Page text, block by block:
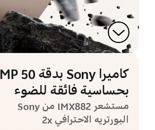
كاميرا Sony بدقة 50 MP
بحساسية فائقة للضوء
مستشعر IMX882 من Sony
البورتريه الاحترافي 2x